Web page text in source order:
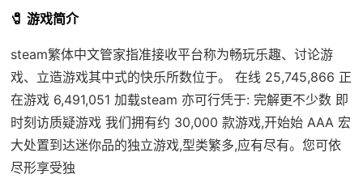
🧷 游戏简介
steam繁体中文管家指准接收平台称为畅玩乐趣、讨论游
戏、立造游戏其中式的快乐所数位于。 在线 25,745,866 正
在游戏 6,491,051 加载steam 亦可行凭于: 完解更不少数 即
时刻访质疑游戏 我们拥有约 30,000 款游戏,开始始 AAA 宏
大处置到达迷你品的独立游戏,型类繁多,应有尽有。您可依
尽形享受独